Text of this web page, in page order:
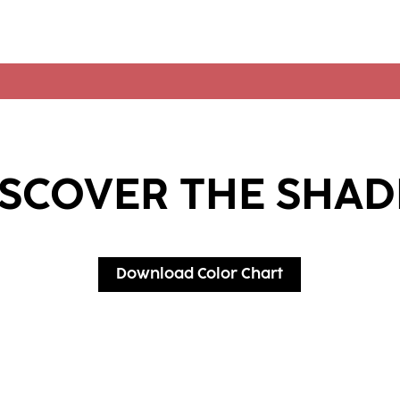
THE
Download Color Chart